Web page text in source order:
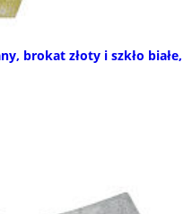
brokat złoty i szkło białe,